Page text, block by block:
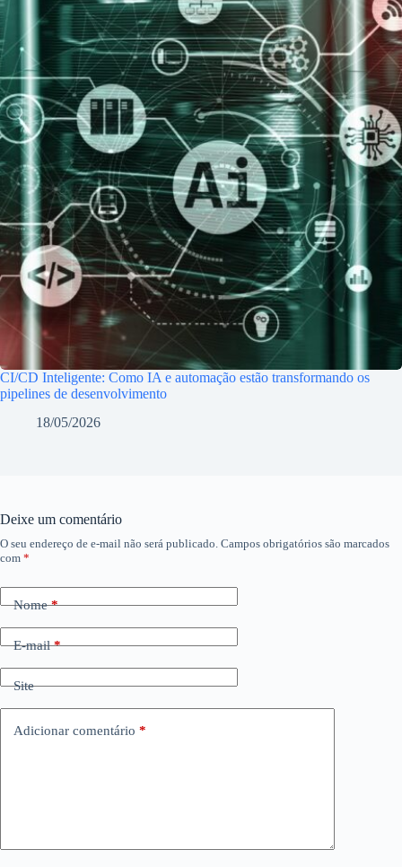
CI/CD Inteligente: Como IA e automação estão transformando os
pipelines de desenvolvimento
18/05/2026
Deixe um comentário
O seu endereço de e-mail não será publicado. Campos obrigatórios são marcados
com *
Nome*
E-mail*
Site
Adicionar comentário *